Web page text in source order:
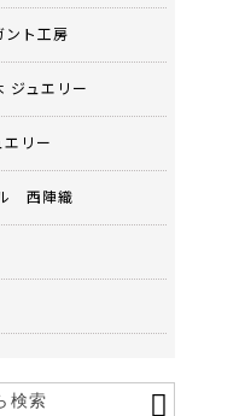
ント工房
ジュエリー
エリー
西陣織